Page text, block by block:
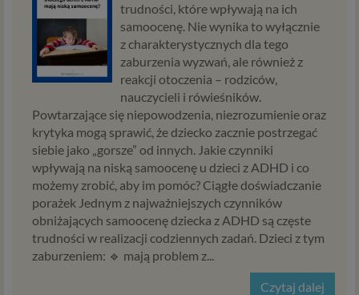
trudności, które wpływają na ich
samoocenę. Nie wynika to wyłącznie
z charakterystycznych dla tego
zaburzenia wyzwań, ale również z
reakcji otoczenia – rodziców,
nauczycieli i rówieśników.
Powtarzające się niepowodzenia, niezrozumienie oraz
krytyka mogą sprawić, że dziecko zacznie postrzegać
siebie jako „gorsze” od innych. Jakie czynniki
wpływają na niską samoocenę u dzieci z ADHD i co
możemy zrobić, aby im pomóc? Ciągłe doświadczanie
porażek Jednym z najważniejszych czynników
obniżających samoocenę dziecka z ADHD są częste
trudności w realizacji codziennych zadań. Dzieci z tym
zaburzeniem: 🔹 mają problem z...
Czytaj dalej